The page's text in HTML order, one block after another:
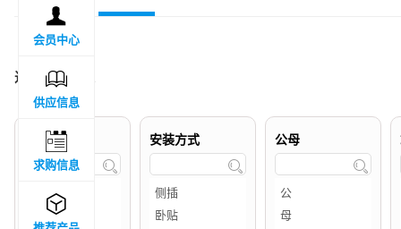
过滤结果 :
品牌属地

安装方式

公母


会员中心

供应信息

求购信息
